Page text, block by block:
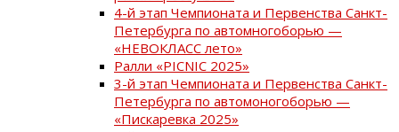
4-й этап Чемпионата и Первенства Санкт-
Петербурга по автомногоборью —
«НЕВОКЛАСС лето»
Ралли «PICNIC 2025»
3-й этап Чемпионата и Первенства Санкт-
Петербурга по автомоногоборью —
«Пискаревка 2025»